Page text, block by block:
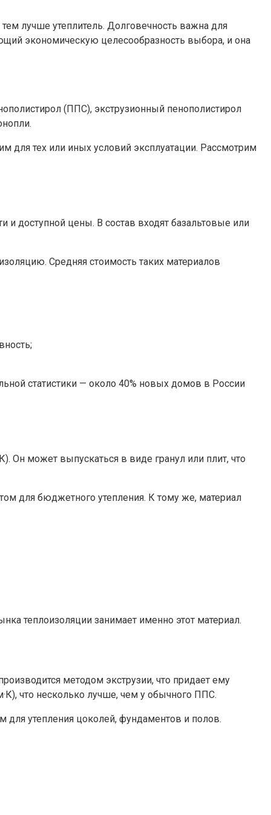
лучше утеплитель. Долговечность важна для
экономическую целесообразность выбора, и она
(ППС), экструзионный пенополистирол
для тех или иных условий эксплуатации. Рассмотрим
и доступной цены. В состав входят базальтовые или
Средняя стоимость таких материалов
статистики — около 40% новых домов в России
Он может выпускаться в виде гранул или плит, что
для бюджетного утепления. К тому же, материал
теплоизоляции занимает именно этот материал.
методом экструзии, что придает ему
что несколько лучше, чем у обычного ППС.
для утепления цоколей, фундаментов и полов.